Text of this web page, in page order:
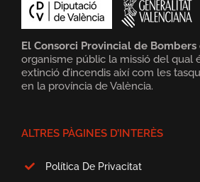
El Consorci Provincial de Bombers
organisme públic la missió del qual
extinció d’incendis així com les
en la província de València.
ALTRES PÀGINES D’INTERÈS
Política De Privacitat